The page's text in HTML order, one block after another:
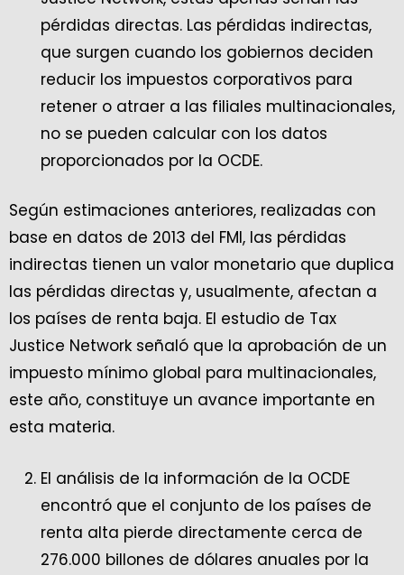
pérdidas directas. Las pérdidas indirectas,
que surgen cuando los gobiernos deciden
reducir los impuestos corporativos para
retener o atraer a las filiales multinacionales,
no se pueden calcular con los datos
proporcionados por la OCDE.
Según estimaciones anteriores, realizadas con
base en datos de 2013 del FMI, las pérdidas
indirectas tienen un valor monetario que duplica
las pérdidas directas y, usualmente, afectan a
los países de renta baja. El estudio de Tax
Justice Network señaló que la aprobación de un
impuesto mínimo global para multinacionales,
este año, constituye un avance importante en
esta materia.
El análisis de la información de la OCDE
encontró que el conjunto de los países de
renta alta pierde directamente cerca de
276.000 billones de dólares anuales por la